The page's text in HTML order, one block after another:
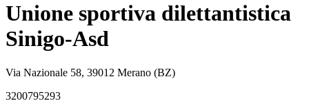
Unione sportiva dilettantistica
Sinigo-Asd
Via Nazionale 58, 39012 Merano (BZ)
3200795293